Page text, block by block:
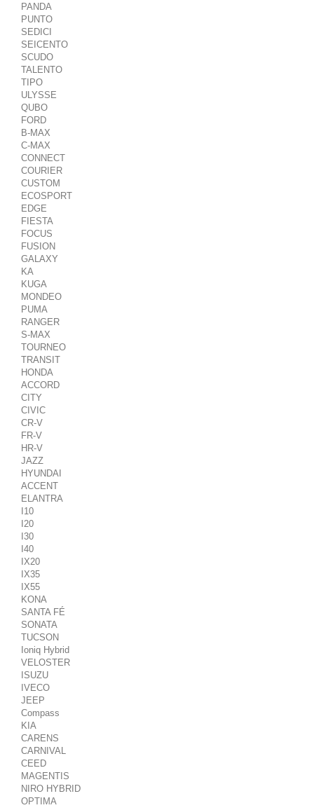
PANDA
PUNTO
SEDICI
SEICENTO
SCUDO
TALENTO
TIPO
ULYSSE
QUBO
FORD
B-MAX
C-MAX
CONNECT
COURIER
CUSTOM
ECOSPORT
EDGE
FIESTA
FOCUS
FUSION
GALAXY
KA
KUGA
MONDEO
PUMA
RANGER
S-MAX
TOURNEO
TRANSIT
HONDA
ACCORD
CITY
CIVIC
CR-V
FR-V
HR-V
JAZZ
HYUNDAI
ACCENT
ELANTRA
I10
I20
I30
I40
IX20
IX35
IX55
KONA
SANTA FÉ
SONATA
TUCSON
Ioniq Hybrid
VELOSTER
ISUZU
IVECO
JEEP
Compass
KIA
CARENS
CARNIVAL
CEED
MAGENTIS
NIRO HYBRID
OPTIMA